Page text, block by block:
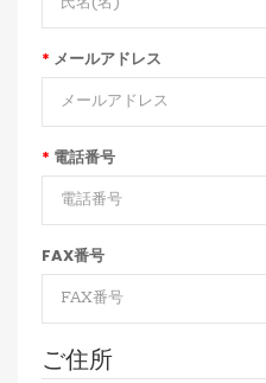
メールアドレス
電話番号
FAX番号
ご住所